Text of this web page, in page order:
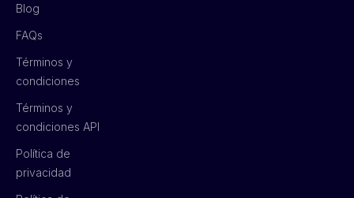
Blog
FAQs
Términos y
condiciones
Términos y
condiciones API
Política de
privacidad